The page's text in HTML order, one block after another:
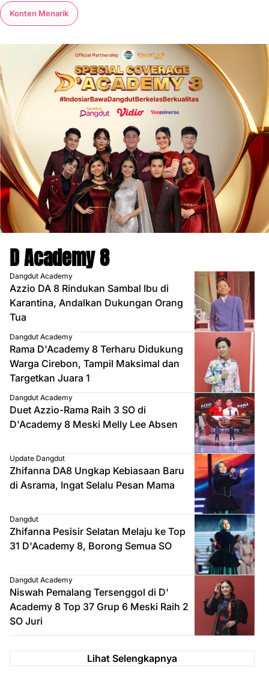
Konten Menarik
D Academy 8
Dangdut Academy
Azzio DA 8 Rindukan Sambal Ibu di
Karantina, Andalkan Dukungan Orang
Tua
Dangdut Academy
Rama D'Academy 8 Terharu Didukung
Warga Cirebon, Tampil Maksimal dan
Targetkan Juara 1
Dangdut Academy
Duet Azzio-Rama Raih 3 SO di
D'Academy 8 Meski Melly Lee Absen
Update Dangdut
Zhifanna DA8 Ungkap Kebiasaan Baru
di Asrama, Ingat Selalu Pesan Mama
Dangdut
Zhifanna Pesisir Selatan Melaju ke Top
31 D'Academy 8, Borong Semua SO
Dangdut Academy
Niswah Pemalang Tersenggol di D'
Academy 8 Top 37 Grup 6 Meski Raih 2
SO Juri
Lihat Selengkapnya